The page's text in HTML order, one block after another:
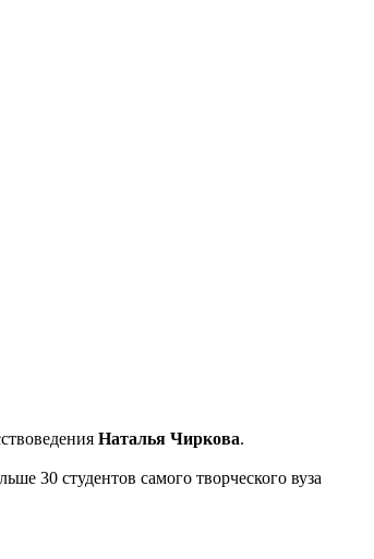
Наталья Чиркова.
30 студентов самого творческого вуза